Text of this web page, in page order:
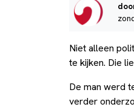
Niet alleen
te kijken. Die
De man werd
verder